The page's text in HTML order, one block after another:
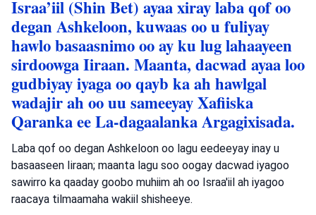
Israa’iil (Shin Bet) ayaa xiray laba qof oo
degan Ashkeloon, kuwaas oo u fuliyay
hawlo basaasnimo oo ay ku lug lahaayeen
sirdoowga Iiraan. Maanta, dacwad ayaa loo
gudbiyay iyaga oo qayb ka ah hawlgal
wadajir ah oo uu sameeyay Xafiiska
Qaranka ee La-dagaalanka Argagixisada.
Laba qof oo degan Ashkeloon oo lagu eedeeyay inay u
basaaseen Iiraan; maanta lagu soo oogay dacwad iyagoo
sawirro ka qaaday goobo muhiim ah oo Israa'iil ah iyagoo
raacaya tilmaamaha wakiil shisheeye.